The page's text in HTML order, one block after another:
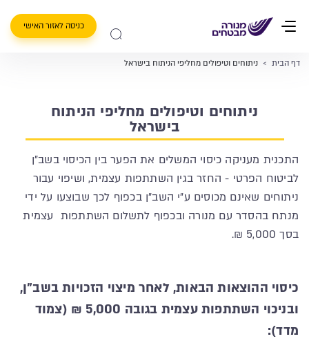
כניסה לאזור האישי
דף הבית > ניתוחים וטיפולים מחליפי הניתוח בישראל
ניתוחים וטיפולים מחליפי הניתוח
בישראל
התכנית מעניקה כיסוי המשלים את הפער בין הכיסוי בשב"ן
לביטוח הפרטי - החזר בגין השתתפות עצמית, ושיפוי עבור
ניתוחים שאינם מכוסים ע"י השב"ן בכפוף לכך שבוצעו על ידי
מנתח בהסדר עם מנורה ובכפוף לתשלום השתתפות עצמית
בסך 5,000 ₪.
כיסוי ההוצאות הבאות, לאחר מיצוי הזכויות בשב"ן,
ובניכוי השתתפות עצמית בגובה 5,000 ₪ (צמוד
מדד):